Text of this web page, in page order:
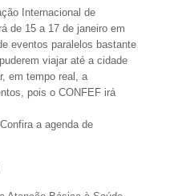
Internacional de
de 15 a 17 de janeiro em
eventos paralelos bastante
viajar até a cidade
em tempo real, a
pois o CONFEF irá
a agenda de